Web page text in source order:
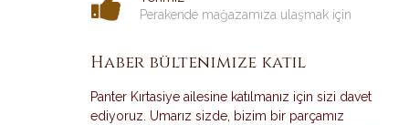
Perakende mağazamıza ulaşmak için
Haber bültenimize katıl
Panter Kırtasiye ailesine katılmanız için sizi davet
ediyoruz. Umarız sizde, bizim bir parçamız